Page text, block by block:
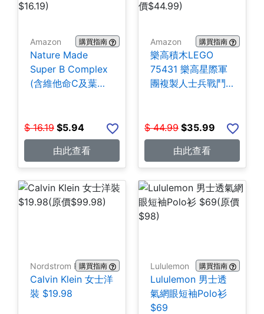
Amazon 購買指南
Nature Made
Super B Complex
(含維他命C及葉酸)
$ 16.19 $5.94
由此查看
Amazon 購買指南
樂高積木LEGO
75431 樂高星際軍
團複製人士兵戰鬥
$ 44.99 $35.99
由此查看
Nordstrom Rack購買指南
Calvin Klein 女士洋
裝 $19.98
Lululemon 購買指南
Lululemon 男士透
氣網眼短袖Polo衫
$69